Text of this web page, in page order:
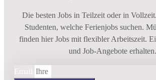
Die besten Jobs in Teilzeit oder in
Studenten, welche Ferienjobs suchen.
finden hier Jobs mit flexibler Arbeitszeit.
und Job-Angebote erhalten.
Email